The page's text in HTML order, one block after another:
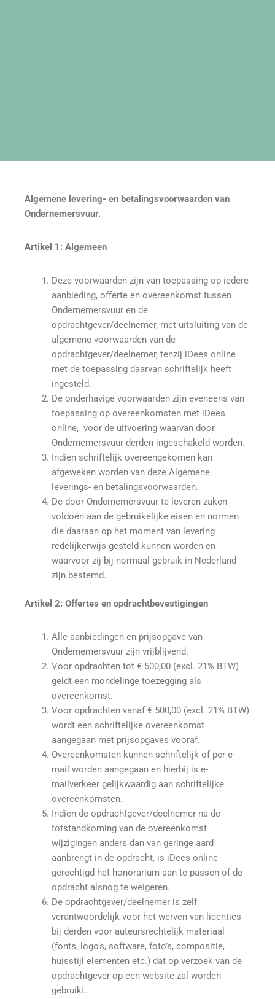
Algemene levering- en betalingsvoorwaarden van
Ondernemersvuur.
Artikel 1: Algemeen
Deze voorwaarden zijn van toepassing op iedere
aanbieding, offerte en overeenkomst tussen
Ondernemersvuur en de
opdrachtgever/deelnemer, met uitsluiting van de
algemene voorwaarden van de
opdrachtgever/deelnemer, tenzij iDees online
met de toepassing daarvan schriftelijk heeft
ingesteld.
De onderhavige voorwaarden zijn eveneens van
toepassing op overeenkomsten met iDees
online, voor de uitvoering waarvan door
Ondernemersvuur derden ingeschakeld worden.
Indien schriftelijk overeengekomen kan
afgeweken worden van deze Algemene
leverings- en betalingsvoorwaarden.
De door Ondernemersvuur te leveren zaken
voldoen aan de gebruikelijke eisen en normen
die daaraan op het moment van levering
redelijkerwijs gesteld kunnen worden en
waarvoor zij bij normaal gebruik in Nederland
zijn bestemd.
Artikel 2: Offertes en opdrachtbevestigingen
Alle aanbiedingen en prijsopgave van
Ondernemersvuur zijn vrijblijvend.
Voor opdrachten tot € 500,00 (excl. 21% BTW)
geldt een mondelinge toezegging als
overeenkomst.
Voor opdrachten vanaf € 500,00 (excl. 21% BTW)
wordt een schriftelijke overeenkomst
aangegaan met prijsopgaves vooraf.
Overeenkomsten kunnen schriftelijk of per e-
mail worden aangegaan en hierbij is e-
mailverkeer gelijkwaardig aan schriftelijke
overeenkomsten.
Indien de opdrachtgever/deelnemer na de
totstandkoming van de overeenkomst
wijzigingen anders dan van geringe aard
aanbrengt in de opdracht, is iDees online
gerechtigd het honorarium aan te passen of de
opdracht alsnog te weigeren.
De opdrachtgever/deelnemer is zelf
verantwoordelijk voor het werven van licenties
bij derden voor auteursrechtelijk materiaal
(fonts, logo’s, software, foto’s, compositie,
huisstijl elementen etc.) dat op verzoek van de
opdrachtgever op een website zal worden
gebruikt.